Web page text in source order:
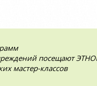
посещают
мастер-классов